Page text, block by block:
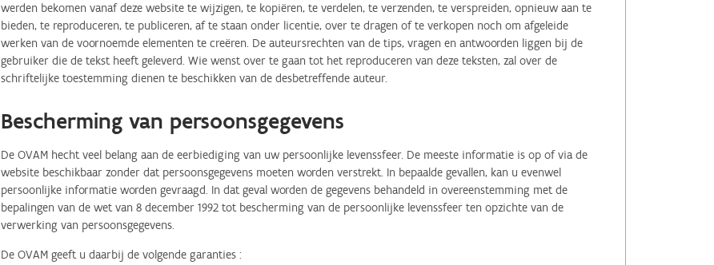
werden bekomen vanaf deze website te wijzigen, te kopiëren, te verdelen, te verzenden, te verspreiden, opnieuw aan te
bieden, te reproduceren, te publiceren, af te staan onder licentie, over te dragen of te verkopen noch om afgeleide
werken van de voornoemde elementen te creëren. De auteursrechten van de tips, vragen en antwoorden liggen bij de
gebruiker die de tekst heeft geleverd. Wie wenst over te gaan tot het reproduceren van deze teksten, zal over de
schriftelijke toestemming dienen te beschikken van de desbetreffende auteur.
Bescherming van persoonsgegevens
De OVAM hecht veel belang aan de eerbiediging van uw persoonlijke levenssfeer. De meeste informatie is op of via de
website beschikbaar zonder dat persoonsgegevens moeten worden verstrekt. In bepaalde gevallen, kan u evenwel
persoonlijke informatie worden gevraagd. In dat geval worden de gegevens behandeld in overeenstemming met de
bepalingen van de wet van 8 december 1992 tot bescherming van de persoonlijke levenssfeer ten opzichte van de
verwerking van persoonsgegevens.
De OVAM geeft u daarbij de volgende garanties :